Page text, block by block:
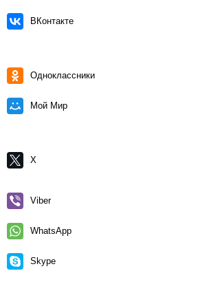
ВКонтакте
Одноклассники
Мой Мир
X
Viber
WhatsApp
Skype